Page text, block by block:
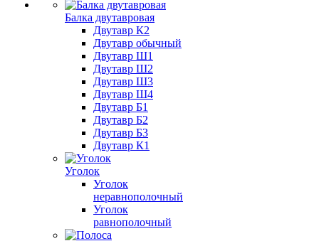
Балка двутавровая
Двутавр К2
Двутавр обычный
Двутавр Ш1
Двутавр Ш2
Двутавр Ш3
Двутавр Ш4
Двутавр Б1
Двутавр Б2
Двутавр Б3
Двутавр К1
Уголок
Уголок
неравнополочный
Уголок
равнополочный